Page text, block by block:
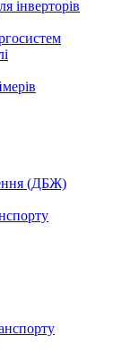
інверторів
(ДБЖ)